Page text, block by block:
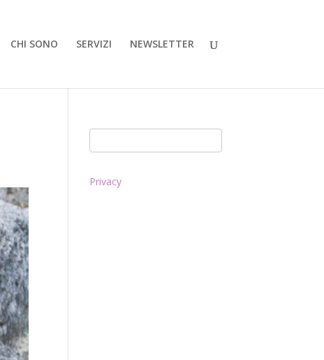
CHI SONO SERVIZI NEWSLETTER
Privacy